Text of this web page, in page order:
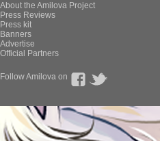
About the Amilova Project
Press Reviews
Press kit
Banners
Advertise
Official Partners
Follow Amilova on